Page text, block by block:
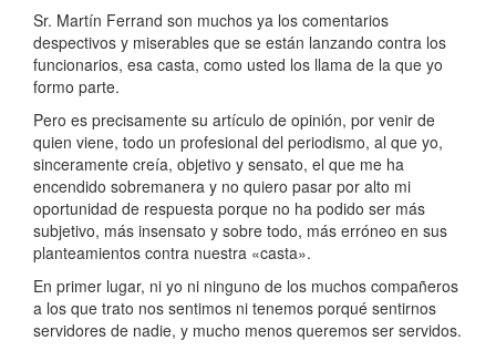
Sr. Martín Ferrand son muchos ya los comentarios
despectivos y miserables que se están lanzando contra los
funcionarios, esa casta, como usted los llama de la que yo
formo parte.
Pero es precisamente su artículo de opinión, por venir de
quien viene, todo un profesional del periodismo, al que yo,
sinceramente creía, objetivo y sensato, el que me ha
encendido sobremanera y no quiero pasar por alto mi
oportunidad de respuesta porque no ha podido ser más
subjetivo, más insensato y sobre todo, más erróneo en sus
planteamientos contra nuestra «casta».
En primer lugar, ni yo ni ninguno de los muchos compañeros
a los que trato nos sentimos ni tenemos porqué sentirnos
servidores de nadie, y mucho menos queremos ser servidos.